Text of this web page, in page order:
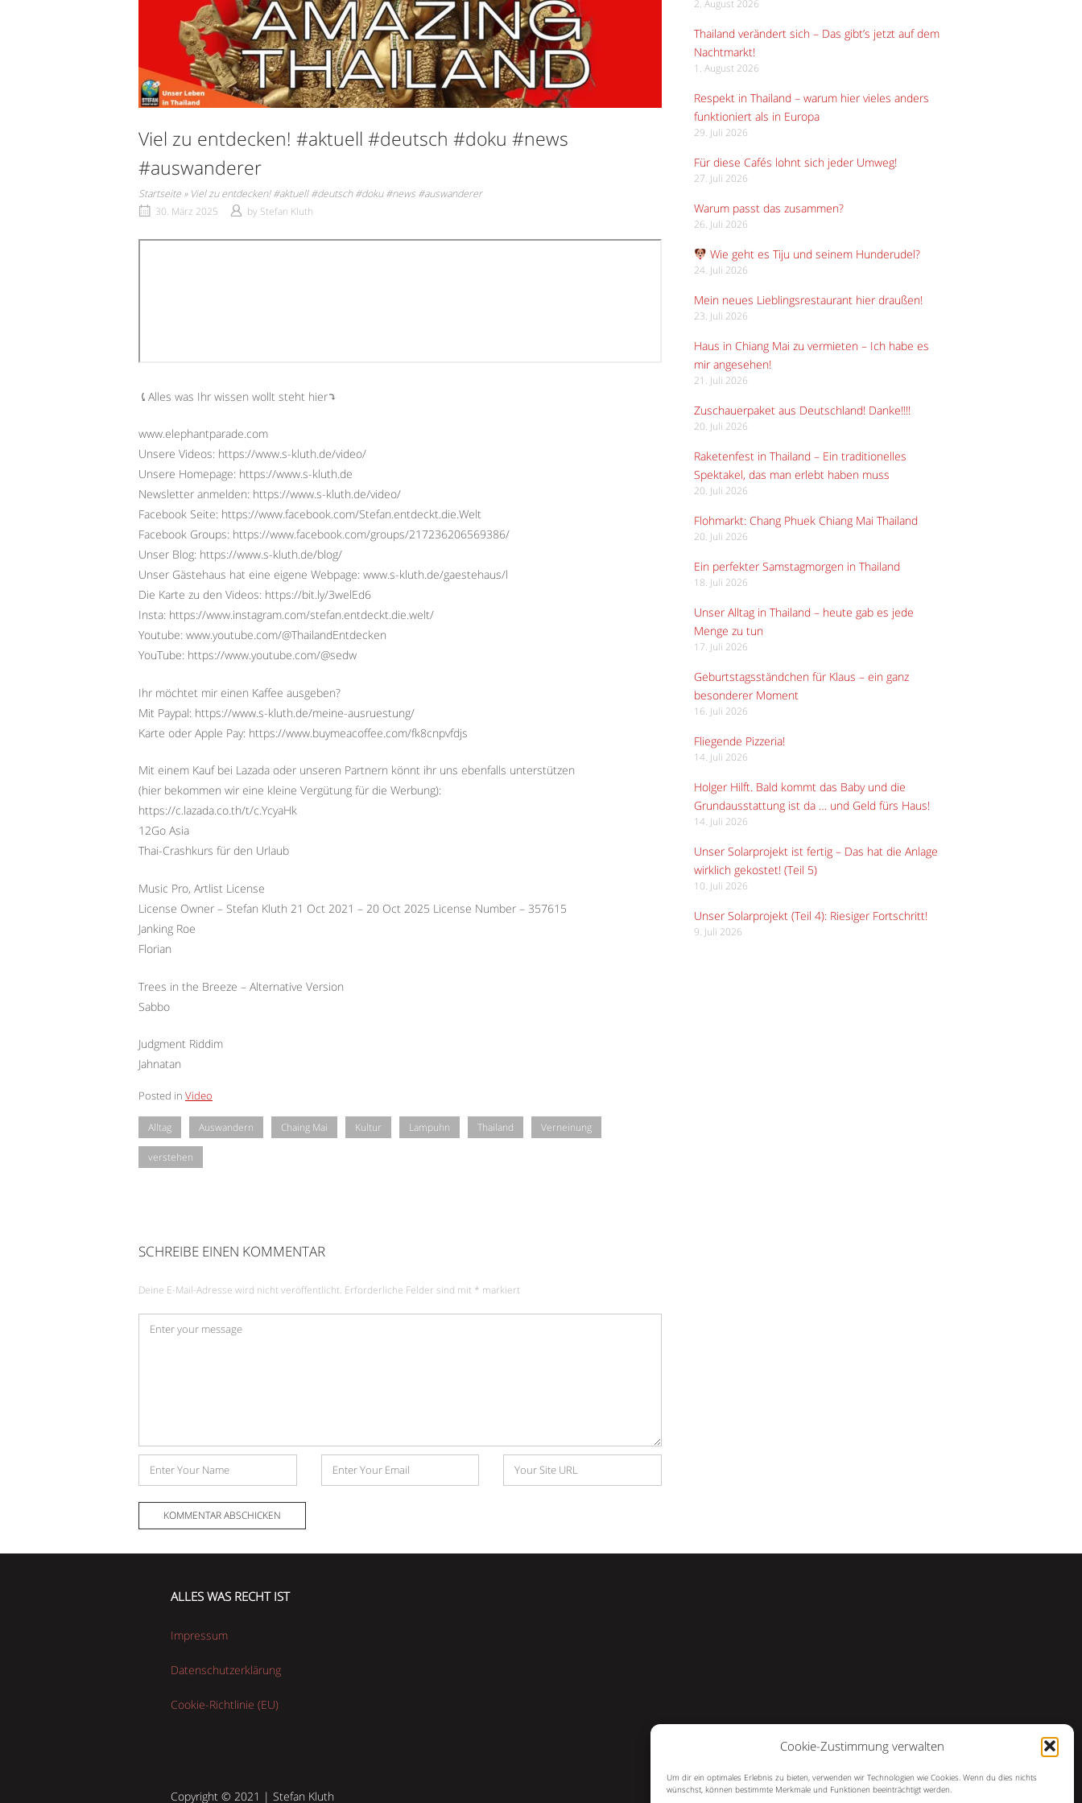
Cookie-Zustimmung verwalten
Um dir ein optimales Erlebnis zu bieten, verwenden wir Technologien wie Cookies. Wenn du dies nichts
wünschst, können bestimmte Merkmale und Funktionen beeinträchtigt werden.
Viel zu entdecken! #aktuell #deutsch #doku #news
#auswanderer
Startseite » Viel zu entdecken! #aktuell #deutsch #doku #news #auswanderer
30. März 2025
by Stefan Kluth
⤹Alles was Ihr wissen wollt steht hier⤵︎
www.elephantparade.com
Unsere Videos: https://www.s-kluth.de/video/
Unsere Homepage: https://www.s-kluth.de
Newsletter anmelden: https://www.s-kluth.de/video/
Facebook Seite: https://www.facebook.com/Stefan.entdeckt.die.Welt
Facebook Groups: https://www.facebook.com/groups/217236206569386/
Unser Blog: https://www.s-kluth.de/blog/
Unser Gästehaus hat eine eigene Webpage: www.s-kluth.de/gaestehaus/l
Die Karte zu den Videos: https://bit.ly/3welEd6
Insta: https://www.instagram.com/stefan.entdeckt.die.welt/
Youtube: www.youtube.com/@ThailandEntdecken
YouTube: https://www.youtube.com/@sedw
Ihr möchtet mir einen Kaffee ausgeben?
Mit Paypal: https://www.s-kluth.de/meine-ausruestung/
Karte oder Apple Pay: https://www.buymeacoffee.com/fk8cnpvfdjs
Mit einem Kauf bei Lazada oder unseren Partnern könnt ihr uns ebenfalls unterstützen
(hier bekommen wir eine kleine Vergütung für die Werbung):
https://c.lazada.co.th/t/c.YcyaHk
12Go Asia
Thai-Crashkurs für den Urlaub
Music Pro, Artlist License
License Owner – Stefan Kluth 21 Oct 2021 – 20 Oct 2025 License Number – 357615
Janking Roe
Florian
Trees in the Breeze – Alternative Version
Sabbo
Judgment Riddim
Jahnatan
Posted in Video
Alltag Auswandern Chaing Mai Kultur Lampuhn Thailand Verneinung
verstehen
SCHREIBE EINEN KOMMENTAR
Deine E-Mail-Adresse wird nicht veröffentlicht. Erforderliche Felder sind mit * markiert
Kommentar
Name Website
2. August 2026
Thailand verändert sich – Das gibt’s jetzt auf dem
Nachtmarkt!
1. August 2026
Respekt in Thailand – warum hier vieles anders
funktioniert als in Europa
29. Juli 2026
Für diese Cafés lohnt sich jeder Umweg!
27. Juli 2026
Warum passt das zusammen?
26. Juli 2026
Wie geht es Tiju und seinem Hunderudel?
24. Juli 2026
Mein neues Lieblingsrestaurant hier draußen!
23. Juli 2026
Haus in Chiang Mai zu vermieten – Ich habe es
mir angesehen!
21. Juli 2026
Zuschauerpaket aus Deutschland! Danke!!!!
20. Juli 2026
Raketenfest in Thailand – Ein traditionelles
Spektakel, das man erlebt haben muss
20. Juli 2026
Flohmarkt: Chang Phuek Chiang Mai Thailand
20. Juli 2026
Ein perfekter Samstagmorgen in Thailand
18. Juli 2026
Unser Alltag in Thailand – heute gab es jede
Menge zu tun
17. Juli 2026
Geburtstagsständchen für Klaus – ein ganz
besonderer Moment
16. Juli 2026
Fliegende Pizzeria!
14. Juli 2026
Holger Hilft. Bald kommt das Baby und die
Grundausstattung ist da … und Geld fürs Haus!
14. Juli 2026
Unser Solarprojekt ist fertig – Das hat die Anlage
wirklich gekostet! (Teil 5)
10. Juli 2026
Unser Solarprojekt (Teil 4): Riesiger Fortschritt!
9. Juli 2026
ALLES WAS RECHT IST
Impressum
Datenschutzerklärung
Cookie-Richtlinie (EU)
Copyright © 2021 | Stefan Kluth